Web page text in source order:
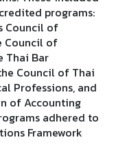
programs:
Council of
Council of
Thai Bar
Council of Thai
Professions, and
of Accounting
adhered to
Framework